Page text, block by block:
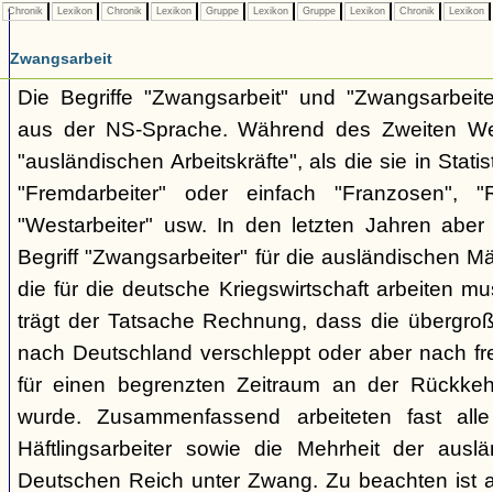
Chronik Lexikon Chronik Lexikon Gruppe Lexikon Gruppe Lexikon Chronik Lexikon
Zwangsarbeit
Die Begriffe "Zwangsarbeit" und
aus der NS-Sprache. Während des Zweiten
"ausländischen Arbeitskräfte", als die sie in
"Fremdarbeiter" oder einfach "Franzosen",
"Westarbeiter" usw. In den letzten Jahren
Begriff "Zwangsarbeiter" für die ausländischen
die für die deutsche Kriegswirtschaft arbeiten
trägt der Tatsache Rechnung, dass die
nach Deutschland verschleppt oder aber nach
für einen begrenzten Zeitraum an der
wurde. Zusammenfassend arbeiteten fast
Häftlingsarbeiter sowie die Mehrheit der
Deutschen Reich unter Zwang. Zu beachten ist